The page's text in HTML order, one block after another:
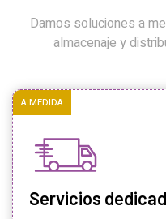
Damos soluciones a
almacenaje y
Servicios
A MEDIDA